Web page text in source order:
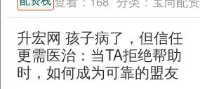
锌、铝、镍、....
升宏网 孩子病了，但信任
更需医治：当TA拒绝帮助
时，如何成为可靠的盟友